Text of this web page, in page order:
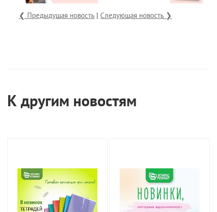
❮ Предыдущая новость | Следующая новость ❯
К другим новостям